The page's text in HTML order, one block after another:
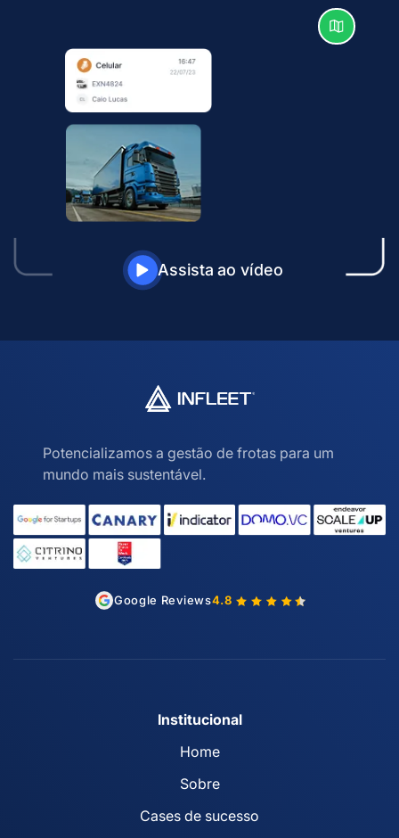
Assista ao vídeo
Potencializamos a gestão de frotas para um
mundo mais sustentável.
Google Reviews4.8
Institucional
Home
Sobre
Cases de sucesso